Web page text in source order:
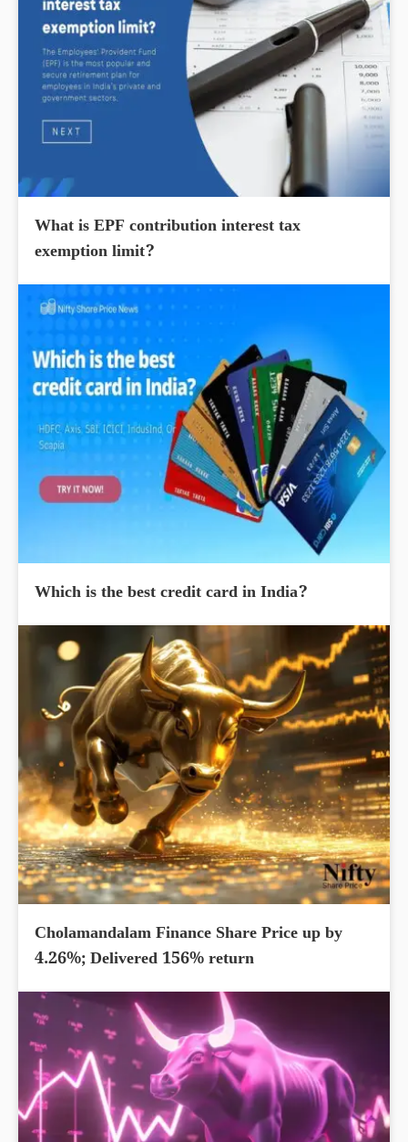
What is EPF contribution interest tax
exemption limit?
Which is the best credit card in India?
Cholamandalam Finance Share Price up by
4.26%; Delivered 156% return